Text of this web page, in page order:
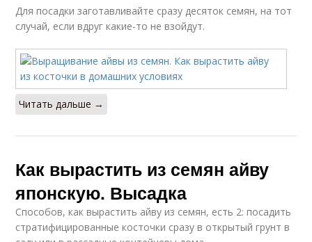
Для посадки заготавливайте сразу десяток семян, на тот
случай, если вдруг какие-то не взойдут.
Читать дальше →
Как вырастить из семян айву
японскую. Высадка
Способов, как вырастить айву из семян, есть 2: посадить
стратифицированные косточки сразу в открытый грунт в